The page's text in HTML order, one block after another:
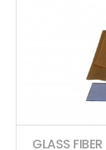
GLASS FIBER